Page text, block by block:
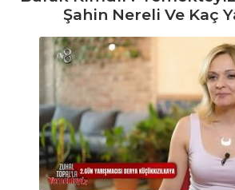
Şahin Nereli Ve Kaç